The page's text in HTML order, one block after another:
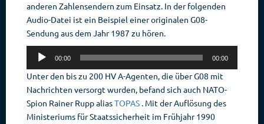
anderen Zahlensendern zum Einsatz. In der folgenden
Audio-Datei ist ein Beispiel einer originalen G08-
Sendung aus dem Jahr 1987 zu hören.
Audio-
Player
00:00 00:00
Unter den bis zu 200 HV A-Agenten, die über G08 mit
Nachrichten versorgt wurden, befand sich auch NATO-
Spion Rainer Rupp aliasTOPAS . Mit der Auflösung des
Ministeriums für Staatssicherheit im Frühjahr 1990